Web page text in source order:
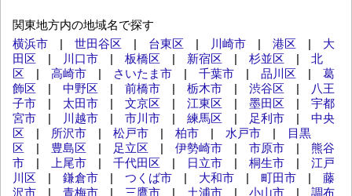
関東地方内の地域名で探す
横浜市 | 世田谷区 | 台東区 | 川崎市 | 港区 | 大
田区 | 川口市 | 板橋区 | 新宿区 | 杉並区 | 北
区 | 高崎市 | さいたま市 | 千葉市 | 品川区 | 葛
飾区 | 中野区 | 前橋市 | 栃木市 | 渋谷区 |
八王
子市 | 太田市 | 文京区 | 江東区 | 墨田区 | 宇都
宮市 | 川越市 | 市川市 | 練馬区 | 足利市 | 中央
区 | 所沢市 | 松戸市 | 柏市 | 水戸市 |
目黒
区 | 豊島区 | 足立区 | 伊勢崎市 | 市原市 | 熊谷
市 | 上尾市 | 千代田区 | 日立市 | 桐生市 | 江戸
川区 | 鎌倉市 | つくば市 | 大和市 | 町田市 | 藤
沢市 | 青梅市 | 三鷹市 | 土浦市 | 小山市 | 調布